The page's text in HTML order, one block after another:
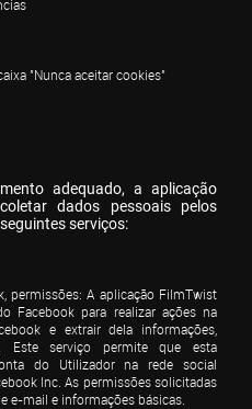
"Nunca aceitar cookies"
adequado, a aplicação
dados pessoais pelos
serviços:
permissões: A aplicação FilmTwist
Facebook para realizar ações na
e extrair dela informações,
Este serviço permite que esta
do Utilizador na rede social
Inc. As permissões solicitadas
e-mail e informações básicas.